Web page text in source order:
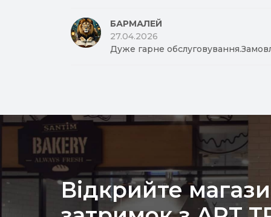
БАРМАЛЕЙ
27.04.2026
Дуже гарне
Відкрийте